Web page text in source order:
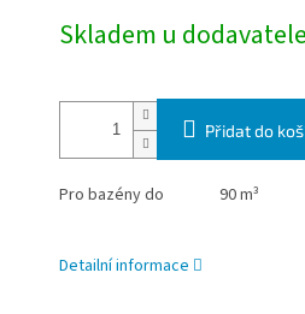
Skladem u dodavatele
Přidat do
Pro bazény do 90 m³
Detailní informace